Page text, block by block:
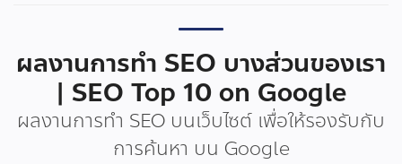
ผลงานการทำ SEO บางส่วนของเรา
| SEO Top 10 on Google
ผลงานการทำ SEO บนเว็บไซต์ เพื่อให้รองรับกับ
การค้นหา บน Google